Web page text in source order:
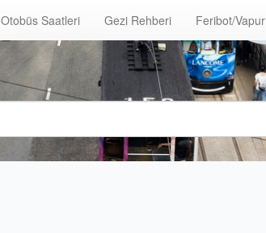
Otobüs Saatleri Gezi Rehberi Feribot/Vapur